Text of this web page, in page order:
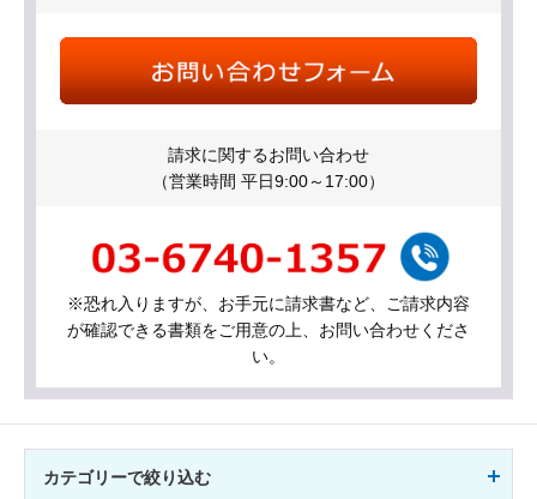
請求に関するお問い合わせ
（営業時間 平日9:00～17:00）
※恐れ入りますが、お手元に請求書など、ご請求内容
が確認できる書類をご用意の上、お問い合わせくださ
い。
カテゴリーで絞り込む